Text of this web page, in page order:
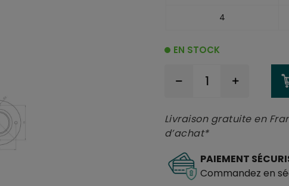
4
EN STOCK
Livraison gratuite en
d’achat*
PAIEMENT
Commandez en